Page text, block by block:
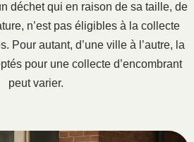
déchet qui en raison de sa taille, de
n’est pas éligibles à la collecte
Pour autant, d’une ville à l’autre, la
pour une collecte d’encombrant
peut varier.